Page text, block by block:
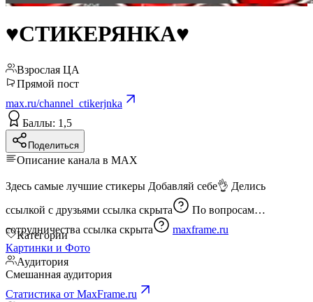
♥️СТИКЕРЯНКА♥️
Взрослая ЦА
Прямой пост
max.ru/channel_ctikerjnka
Баллы: 1,5
Поделиться
Описание канала в MAX
Здесь самые лучшие стикеры Добавляй себе👌 Делись
ссылкой с друзьями ссылка скрыта
сотрудничества ссылка скрыта maxframe.ru
Категории
Картинки и Фото
Аудитория
Смешанная аудитория
Статистика от MaxFrame.ru